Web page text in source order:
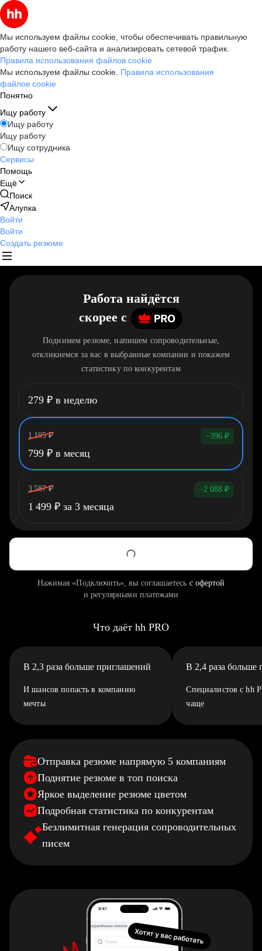
Мы используем файлы cookie, чтобы обеспечивать правильную
работу нашего веб-сайта и анализировать сетевой трафик.
Правила использования файлов cookie
Мы используем файлы cookie. Правила использования
файлов cookie
Понятно
Ищу работу
Ищу работу
Ищу работу
Ищу сотрудника
Сервисы
Помощь
Ещё
Поиск
Алупка
Войти
Войти
Создать резюме
Работа найдётся
скорее c
Поднимем резюме, напишем сопроводительные,
откликнемся за вас в выбранные компании и покажем
статистику по конкурентам
279 ₽ в неделю
1 195 ₽ −396 ₽
799 ₽ в месяц
3 587 ₽ −2 088 ₽
1 499 ₽ за 3 месяца
Нажимая «Подключить», вы соглашаетесь с офертой
и регулярными платежами
Что даёт hh PRO
В 2,3 раза больше приглашений
И шансов попасть в компанию
мечты
В 2,4 раза больше
Специалистов с hh
чаще
Отправка резюме напрямую 5 компаниям
Поднятие резюме в топ поиска
Яркое выделение резюме цветом
Подробная статистика по конкурентам
Безлимитная генерация сопроводительных
писем